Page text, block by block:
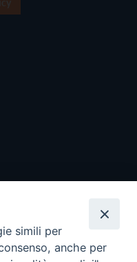
simili per
anche per